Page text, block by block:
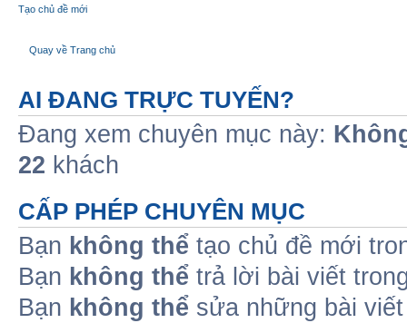
Tạo chủ đề mới
Quay về Trang chủ
AI ĐANG TRỰC TUYẾN?
Đang xem chuyên mục này:
22 khách
CẤP PHÉP CHUYÊN MỤC
Bạn không thể tạo chủ đề mới
Bạn không thể trả lời bài viết
Bạn không thể sửa những bài